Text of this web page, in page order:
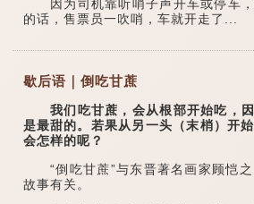
因为司机靠听哨子声开车或停车，
的话，售票员一吹哨，车就开走了...
歇后语｜倒吃甘蔗
我们吃甘蔗，会从根部开始吃，因
是最甜的。若果从另一头（末梢）开
会怎样的呢？
“倒吃甘蔗”与东晋著名画家顾恺之
故事有关。